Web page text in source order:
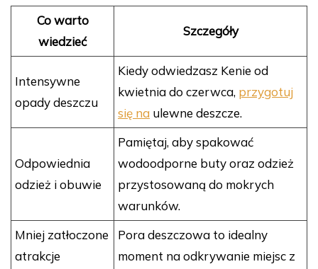
Co warto
wiedzieć
Szczegóły
Intensywne
opady deszczu
Kiedy odwiedzasz Kenie od
kwietnia do czerwca, przygotuj
się na ulewne deszcze.
Odpowiednia
odzież i obuwie
Pamiętaj, aby spakować
wodoodporne buty oraz odzież
przystosowaną do mokrych
warunków.
Mniej zatłoczone
atrakcje
Pora deszczowa to idealny
moment na odkrywanie miejsc z